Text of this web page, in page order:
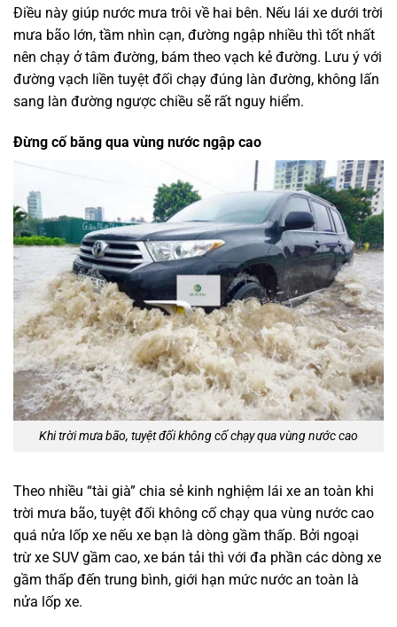
Điều này giúp nước mưa trôi về hai bên. Nếu lái xe dưới trời
mưa bão lớn, tầm nhìn cạn, đường ngập nhiều thì tốt nhất
nên chạy ở tâm đường, bám theo vạch kẻ đường. Lưu ý với
đường vạch liền tuyệt đối chạy đúng làn đường, không lấn
sang làn đường ngược chiều sẽ rất nguy hiểm.
Đừng cố băng qua vùng nước ngập cao
Khi trời mưa bão, tuyệt đối không cố chạy qua vùng nước cao
Theo nhiều “tài già” chia sẻ kinh nghiệm lái xe an toàn khi
trời mưa bão, tuyệt đối không cố chạy qua vùng nước cao
quá nửa lốp xe nếu xe bạn là dòng gầm thấp. Bởi ngoại
trừ xe SUV gầm cao, xe bán tải thì với đa phần các dòng xe
gầm thấp đến trung bình, giới hạn mức nước an toàn là
nửa lốp xe.